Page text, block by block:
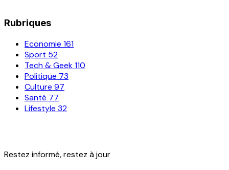
Rubriques
Economie 161
Sport 52
Tech & Geek110
Politique 73
Culture 97
Santé 77
Lifestyle 32
Restez informé, restez à jour